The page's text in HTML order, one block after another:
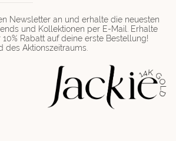
Newsletter an und erhalte die neuesten
und Kollektionen per E-Mail. Erhalte
Rabatt auf deine erste Bestellung!
des Aktionszeitraums.